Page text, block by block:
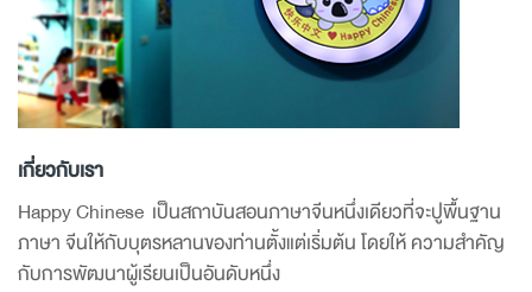
เกี่ยวกับเรา
Happy Chinese เป็นสถาบันสอนภาษาจีนหนึ่งเดียวที่จะปูพื้นฐาน
ภาษา จีนให้กับบุตรหลานของท่านตั้งแต่เริ่มต้น โดยให้ ความสำคัญ
กับการพัฒนาผู้เรียนเป็นอันดับหนึ่ง